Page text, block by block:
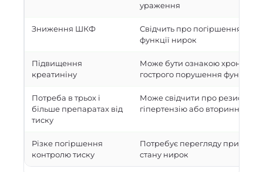
ураження
Зниження ШКФ
Свідчить про погіршення
функції нирок
Підвищення
креатиніну
Може бути ознакою
гострого порушення функції
Потреба в трьох і
більше препаратах від
тиску
Може свідчити про
гіпертензію або вторинну
Різке погіршення
контролю тиску
Потребує перегляду причин,
стану нирок